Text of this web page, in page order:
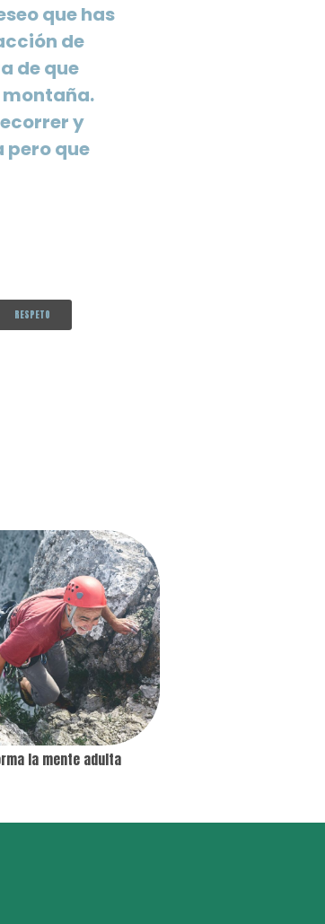
que has
de
de que
y
pero que
RESPETO
la mente adulta